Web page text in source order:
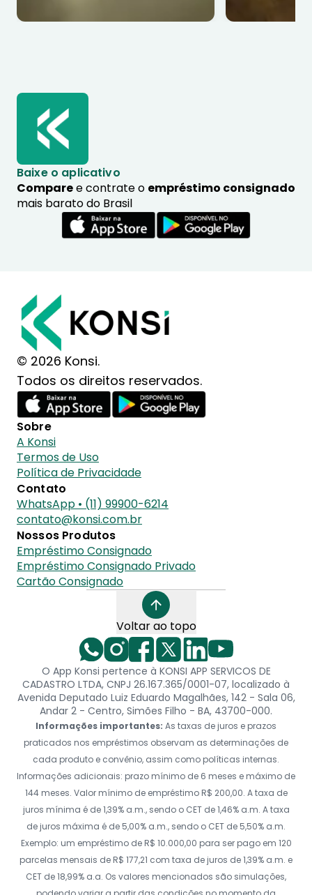
Baixe o aplicativo
Comparee contrate o empréstimo consignado
mais barato do Brasil
© 2026 Konsi.
Todos os direitos reservados.
Sobre
A Konsi
Termos de Uso
Política de Privacidade
Contato
WhatsApp • (11) 99900-6214
contato@konsi.com.br
Nossos Produtos
Empréstimo Consignado
Empréstimo Consignado Privado
Cartão Consignado
Voltar ao topo
O App Konsi pertence à KONSI APP SERVICOS DE
CADASTRO LTDA, CNPJ 26.167.365/0001-07, localizado à
Avenida Deputado Luiz Eduardo Magalhães, 142 - Sala 06,
Andar 2 - Centro, Simões Filho - BA, 43700-000.
Informações importantes: As taxas de juros e prazos
praticados nos empréstimos observam as determinações de
cada produto e convênio, assim como políticas internas.
Informações adicionais: prazo mínimo de 6 meses e máximo de
144 meses. Valor mínimo de empréstimo R$ 200,00. A taxa de
juros mínima é de 1,39% a.m., sendo o CET de 1,46% a.m. A taxa
de juros máxima é de 5,00% a.m., sendo o CET de 5,50% a.m.
Exemplo: um empréstimo de R$ 10.000,00 para ser pago em 120
parcelas mensais de R$ 177,21 com taxa de juros de 1,39% a.m. e
CET de 18,99% a.a. Os valores mencionados são simulações,